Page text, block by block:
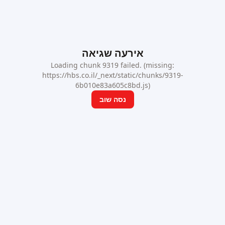
אירעה שגיאה
Loading chunk 9319 failed. (missing:
https://hbs.co.il/_next/static/chunks/9319-
6b010e83a605c8bd.js)